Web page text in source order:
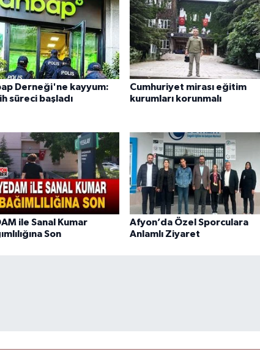
Derneği'ne kayyum:
süreci başladı
Cumhuriyet mirası eğitim
kurumları korunmalı
ile Sanal Kumar
Son
Afyon’da Özel Sporculara
Anlamlı Ziyaret